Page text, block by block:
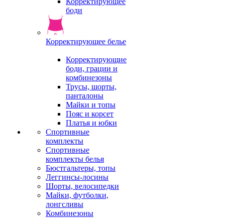
боди
Корректирующее белье
Корректирующие
боди, грации и
комбинезоны
Трусы, шорты,
панталоны
Майки и топы
Пояс и корсет
Платья и юбки
Спортивные
комплекты
Спортивные
комплекты белья
Бюстгальтеры, топы
Леггинсы-лосины
Шорты, велосипедки
Майки, футболки,
лонгсливы
Комбинезоны